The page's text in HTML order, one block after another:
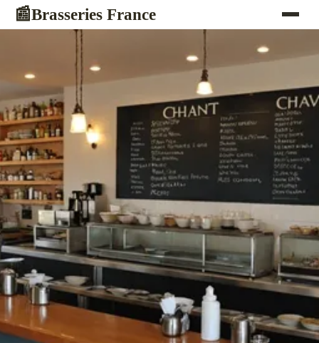
📰Brasseries France